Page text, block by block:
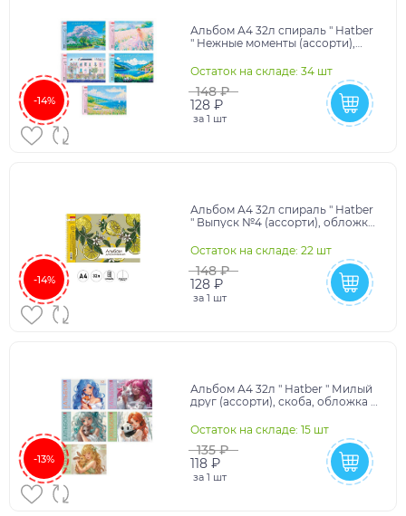
-14%
Альбом А4 32л спираль " Hatber
" Нежные моменты (ассорти),
отрывные лис
Остаток на складе: 34 шт
148 ₽
128 ₽
за 1 шт
-14%
Альбом А4 32л спираль " Hatber
" Выпуск №4 (ассорти), обложка
листы, 5
Остаток на складе: 22 шт
148 ₽
128 ₽
за 1 шт
-13%
Альбом А4 32л " Hatber " Милый
друг (ассорти), скоба, обложка -
офсет- 100г/
Остаток на складе: 15 шт
135 ₽
118 ₽
за 1 шт